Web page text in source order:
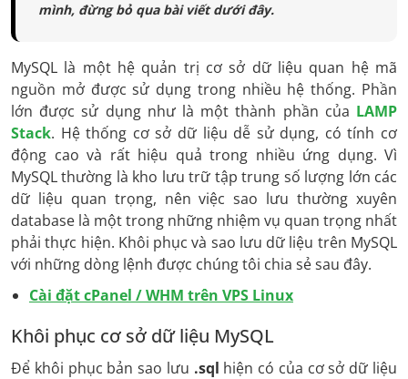
mình, đừng bỏ qua bài viết dưới đây.
MySQL là một hệ quản trị cơ sở dữ liệu quan hệ mã
nguồn mở được sử dụng trong nhiều hệ thống. Phần
lớn được sử dụng như là một thành phần của LAMP
Stack. Hệ thống cơ sở dữ liệu dễ sử dụng, có tính cơ
động cao và rất hiệu quả trong nhiều ứng dụng. Vì
MySQL thường là kho lưu trữ tập trung số lượng lớn các
dữ liệu quan trọng, nên việc sao lưu thường xuyên
database là một trong những nhiệm vụ quan trọng nhất
phải thực hiện. Khôi phục và sao lưu dữ liệu trên MySQL
với những dòng lệnh được chúng tôi chia sẻ sau đây.
Cài đặt cPanel / WHM trên VPS Linux
Khôi phục cơ sở dữ liệu MySQL
Để khôi phục bản sao lưu .sql hiện có của cơ sở dữ liệu